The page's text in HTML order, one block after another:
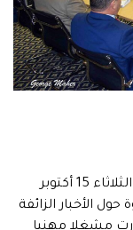
نظم اتحاد إذاعات الدول العربية صباح اليوم الثلاثاء 15 أكتوبر
حول الأخبار الزائفة
مشغلا مهنيا